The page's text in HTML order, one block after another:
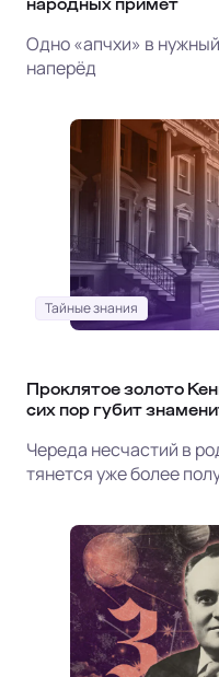
народных примет
Одно «апчхи» в
наперёд
Тайные знания
Проклятое золото
сих пор губит
Череда несчастий в
тянется уже более